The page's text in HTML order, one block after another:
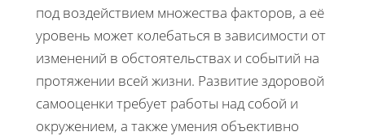
под воздействием множества факторов, а её
уровень может колебаться в зависимости от
изменений в обстоятельствах и событий на
протяжении всей жизни. Развитие здоровой
самооценки требует работы над собой и
окружением, а также умения объективно